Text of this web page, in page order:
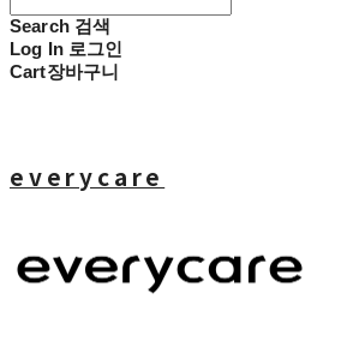
Search 검색
Log In 로그인
Cart장바구니
everycare